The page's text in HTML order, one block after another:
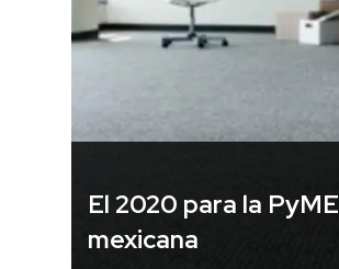
El 2020 para la PyME
mexicana